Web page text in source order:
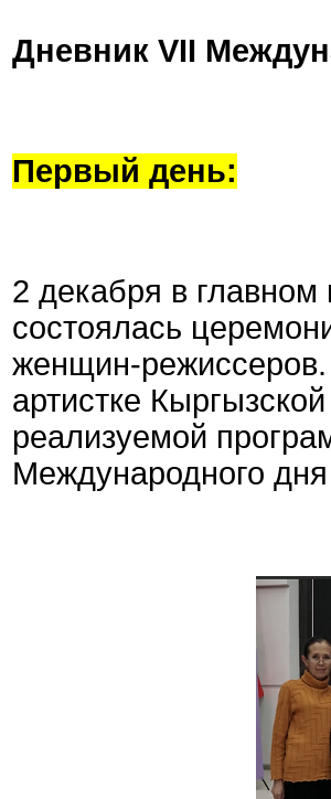
Дневник VII
Первый день:
2 декабря в главном
состоялась
женщин-
артистке
реализуемой
Международного дня